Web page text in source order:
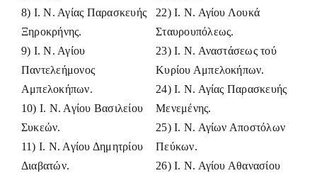
8) Ι. Ν. Αγίας Παρασκευής
Ξηροκρήνης.
9) Ι. Ν. Αγίου
Παντελεήμονος
Αμπελοκήπων.
10) Ι. Ν. Αγίου Βασιλείου
Συκεών.
11) Ι. Ν. Αγίου Δημητρίου
Διαβατών.
22) Ι. Ν. Αγίου Λουκά
Σταυρουπόλεως.
23) Ι. Ν. Αναστάσεως τού
Κυρίου Αμπελοκήπων.
24) Ι. Ν. Αγίας Παρασκευής
Μενεμένης.
25) Ι. Ν. Αγίων Αποστόλων
Πεύκων.
26) Ι. Ν. Αγίου Αθανασίου